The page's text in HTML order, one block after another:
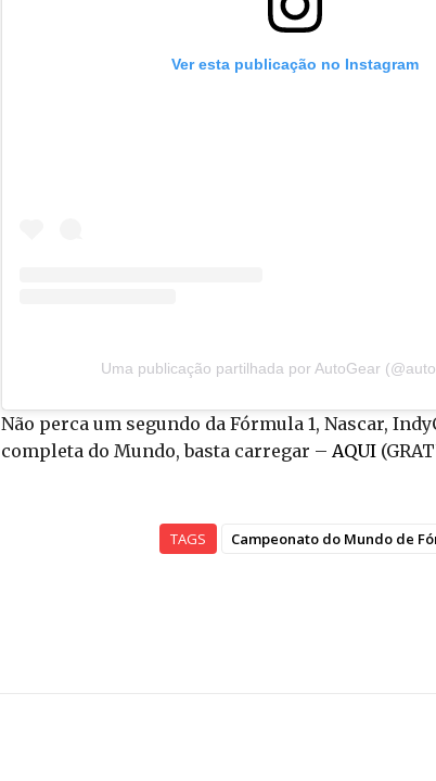
Ver esta publicação no Instagram
Uma publicação partilhada por AutoGear
Não perca um segundo da Fórmula 1, Nascar,
completa do Mundo, basta carregar – AQUI
TAGS Campeonato do Mundo de